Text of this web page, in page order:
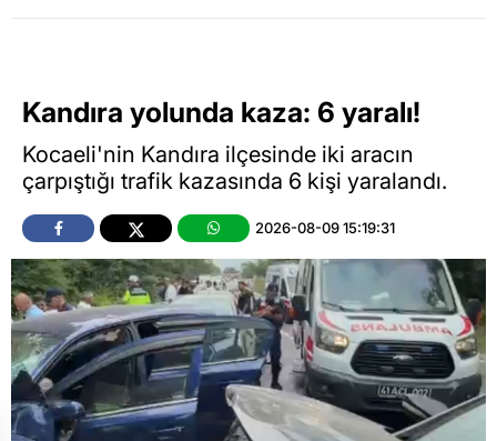
Kandıra yolunda kaza: 6 yaralı!
Kocaeli'nin Kandıra ilçesinde iki aracın
çarpıştığı trafik kazasında 6 kişi yaralandı.
2026-08-09 15:19:31